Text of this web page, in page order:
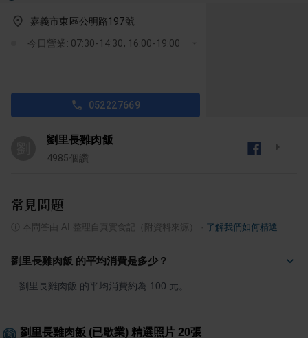
嘉義市東區公明路197號
今日營業: 07:30-14:30, 16:00-19:00
052227669
劉里長雞肉飯
4985個讚
常見問題
本問答由 AI 整理自真實食記（附資料來源） 了解我們如何精選
劉里長雞肉飯 的平均消費是多少？
劉里長雞肉飯 的平均消費約為 100 元。
劉里長雞肉飯 (已歇業) 精選照片 20張